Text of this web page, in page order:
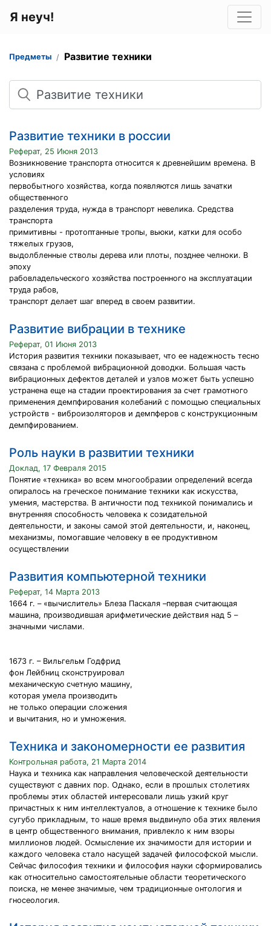
Я неуч!
Предметы Развитие техники
Поиск
Развитие техники в россии
Реферат, 25 Июня 2013
Возникновение транспорта относится к древнейшим времена. В
условиях
первобытного хозяйства, когда появляются лишь зачатки
общественного
разделения труда, нужда в транспорт невелика. Средства
транспорта
примитивны - протоптанные тропы, вьюки, катки для особо
тяжелых грузов,
выдолбленные стволы дерева или плоты, позднее челноки. В
эпоху
рабовладельческого хозяйства построенного на эксплуатации
труда рабов,
транспорт делает шаг вперед в своем развитии.
Развитие вибрации в технике
Реферат, 01 Июня 2013
История развития техники показывает, что ее надежность тесно
связана с проблемой вибрационной доводки. Большая часть
вибрационных дефектов деталей и узлов может быть успешно
устранена еще на стадии проектирования за счет грамотного
применения демпфирования колебаний с помощью специальных
устройств - виброизоляторов и демпферов с конструкционным
демпфированием.
Роль науки в развитии техники
Доклад, 17 Февраля 2015
Понятие «техника» во всем многообразии определений всегда
опиралось на греческое понимание техники как искусства,
умения, мастерства. В античности под техникой понимались и
внутренняя способность человека к созидательной
деятельности, и законы самой этой деятельности, и, наконец,
механизмы, помогавшие человеку в ее продуктивном
осуществлении
Развития компьютерной техники
Реферат, 14 Марта 2013
1664 г. – «вычислитель» Блеза Паскаля –первая считающая
машина, производившая арифметические действия над 5 –
значными числами.
1673 г. – Вильгельм Годфрид
фон Лейбниц сконструировал
механическую счетную машину,
которая умела производить
не только операции сложения
и вычитания, но и умножения.
Техника и закономерности ее развития
Контрольная работа, 21 Марта 2014
Наука и техника как направления человеческой деятельности
существуют с давних пор. Однако, если в прошлых столетиях
проблемы этих областей интересовали лишь узкий круг
причастных к ним интеллектуалов, а отношение к технике было
сугубо прикладным, то наше время выдвинуло оба этих явления
в центр общественного внимания, привлекло к ним взоры
миллионов людей. Осмысление их значимости для истории и
каждого человека стало насущей задачей философской мысли.
Сейчас философия техники и философия науки сформировались
как относительно самостоятельные области теоретического
поиска, не менее значимые, чем традиционные онтология и
гносеология.